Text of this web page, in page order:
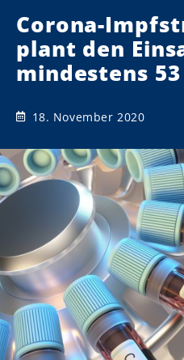
Corona-
plant den
mindestens
18. November 2020